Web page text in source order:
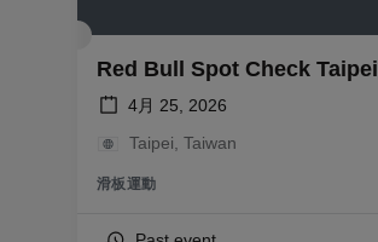
Red Bull Spot Check Taipei
4月 25, 2026
Taipei, Taiwan
滑板運動